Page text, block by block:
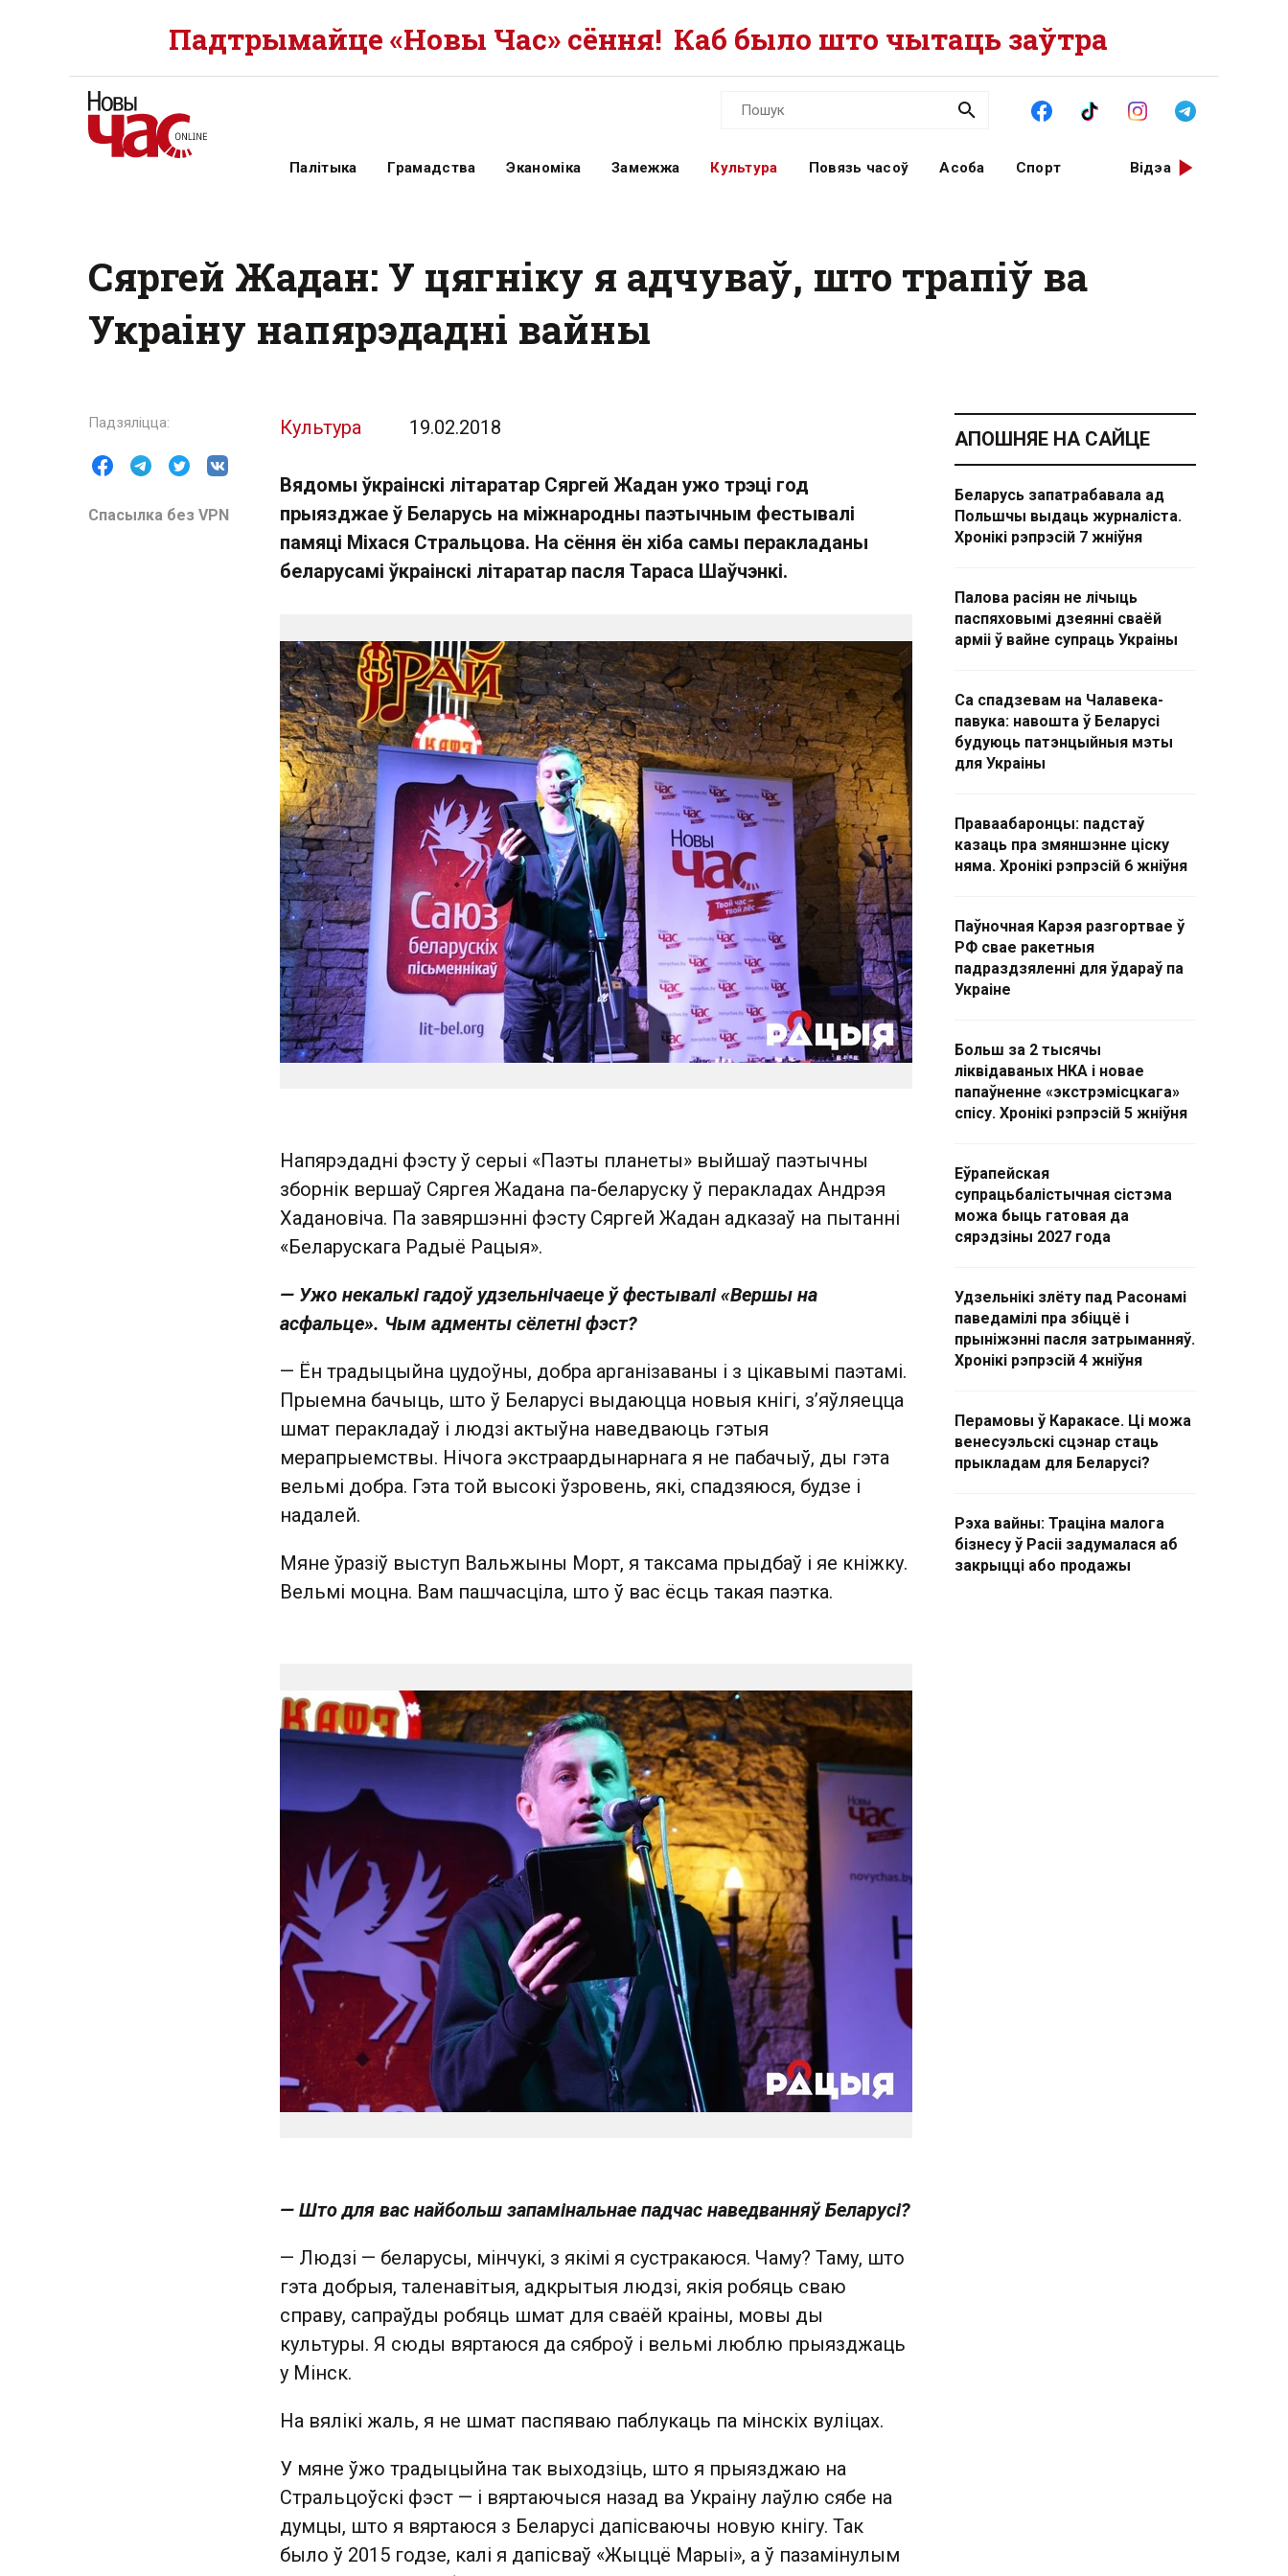
Падтрымайце «Новы Час» сёння! Каб было што чытаць заўтра
Палітыка Грамадства Эканоміка Замежжа Культура Повязь часоў Асоба Спорт Відэа
Сяргей Жадан: У цягніку я адчуваў, што трапіў ва
Украіну напярэдадні вайны
Спасылка без VPN
Культура 19.02.2018
Вядомы ўкраінскі літаратар Сяргей Жадан ужо трэці год
прыязджае ў Беларусь на міжнародны паэтычным фестывалі
памяці Міхася Стральцова. На сёння ён хіба самы перакладаны
беларусамі ўкраінскі літаратар пасля Тараса Шаўчэнкі.
Напярэдадні фэсту ў серыі «Паэты планеты» выйшаў паэтычны
зборнік вершаў Сяргея Жадана па-беларуску ў перакладах Андрэя
Хадановіча. Па завяршэнні фэсту Сяргей Жадан адказаў на пытанні
«Беларускага Радыё Рацыя».
— Ужо некалькі гадоў удзельнічаеце ў фестывалі «Вершы на
асфальце». Чым адменты сёлетні фэст?
— Ён традыцыйна цудоўны, добра арганізаваны і з цікавымі паэтамі.
Прыемна бачыць, што ў Беларусі выдаюцца новыя кнігі, з’яўляецца
шмат перакладаў і людзі актыўна наведваюць гэтыя
мерапрыемствы. Нічога экстраардынарнага я не пабачыў, ды гэта
вельмі добра. Гэта той высокі ўзровень, які, спадзяюся, будзе і
надалей.
Мяне ўразіў выступ Вальжыны Морт, я таксама прыдбаў і яе кніжку.
Вельмі моцна. Вам пашчасціла, што ў вас ёсць такая паэтка.
— Што для вас найбольш запамінальнае падчас наведванняў Беларусі?
— Людзі — беларусы, мінчукі, з якімі я сустракаюся. Чаму? Таму, што
гэта добрыя, таленавітыя, адкрытыя людзі, якія робяць сваю
справу, сапраўды робяць шмат для сваёй краіны, мовы ды
культуры. Я сюды вяртаюся да сяброў і вельмі люблю прыязджаць
у Мінск.
На вялікі жаль, я не шмат паспяваю паблукаць па мінскіх вуліцах.
У мяне ўжо традыцыйна так выходзіць, што я прыязджаю на
Стральцоўскі фэст — і вяртаючыся назад ва Украіну лаўлю сябе на
думцы, што я вяртаюся з Беларусі дапісваючы новую кнігу. Так
было ў 2015 годзе, калі я дапісваў «Жыццё Марыі», а ў пазамінулым
АПОШНЯЕ НА САЙЦЕ
Беларусь запатрабавала ад
Польшчы выдаць журналіста.
Хронікі рэпрэсій 7 жніўня
Палова расіян не лічыць
паспяховымі дзеянні сваёй
арміі ў вайне супраць Украіны
Са спадзевам на Чалавека-
павука: навошта ў Беларусі
будуюць патэнцыйныя мэты
для Украіны
Праваабаронцы: падстаў
казаць пра змяншэнне ціску
няма. Хронікі рэпрэсій 6 жніўня
Паўночная Карэя разгортвае ў
РФ свае ракетныя
падраздзяленні для ўдараў па
Украіне
Больш за 2 тысячы
ліквідаваных НКА і новае
папаўненне «экстрэмісцкага»
спісу. Хронікі рэпрэсій 5 жніўня
Еўрапейская
супрацьбалістычная сістэма
можа быць гатовая да
сярэдзіны 2027 года
Удзельнікі злёту пад Расонамі
паведамілі пра збіццё і
прыніжэнні пасля затрыманняў.
Хронікі рэпрэсій 4 жніўня
Перамовы ў Каракасе. Ці можа
венесуэльскі сцэнар стаць
прыкладам для Беларусі?
Рэха вайны: Траціна малога
бізнесу ў Расіі задумалася аб
закрыцці або продажы